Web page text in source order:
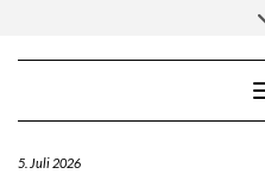
5. Juli 2026